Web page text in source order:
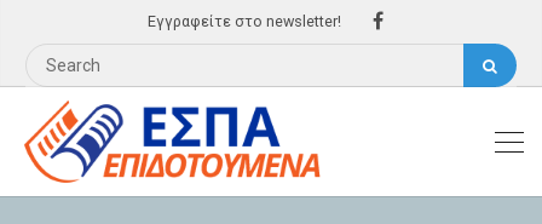
Εγγραφείτε στο newsletter!